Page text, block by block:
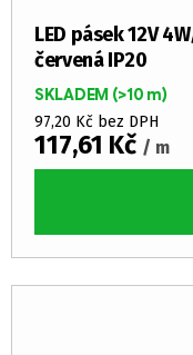
LED pásek 12V
červená IP20
SKLADEM (>10 m)
97,20 Kč bez DPH
117,61 Kč / m